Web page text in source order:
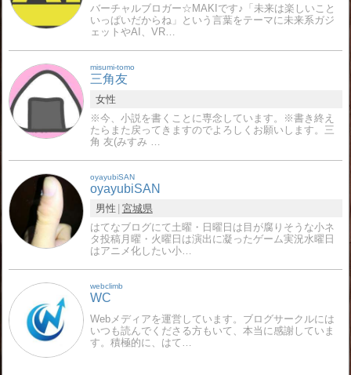
バーチャルブロガー☆MAKIです♪「未来は楽しいこと
いっぱいだからね」という言葉をテーマに未来系ガジ
ェットやAI、VR…
misumi-tomo
三角友
女性
※今、小説を書くことに専念しています。※書き終え
たらまた戻ってきますのでよろしくお願いします。三
角 友(みすみ …
oyayubiSAN
oyayubiSAN
男性 宮城県
はてなブログにて土曜・日曜日は目が腐りそうな小ネ
タ投稿月曜・火曜日は演出に凝ったゲーム実況水曜日
はアニメ化したい小…
webclimb
WC
Webメディアを運営しています。ブログサークルには
いつも読んでくださる方もいて、本当に感謝していま
す。積極的に、はて…